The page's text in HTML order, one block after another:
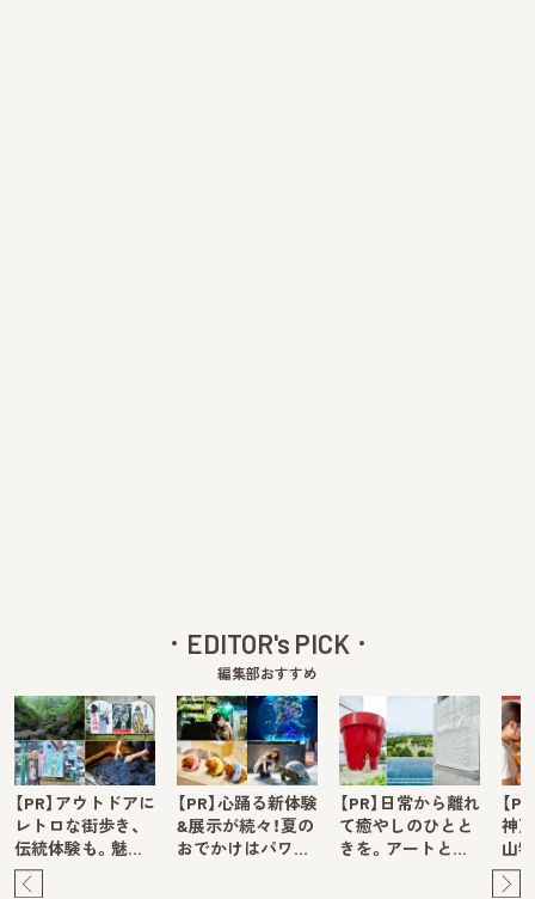
EDITOR's PICK
編集部おすすめ
【PR】アウトドアに
レトロな街歩き、
伝統体験も。魅…
【PR】心踊る新体験
&展示が続々！夏の
おでかけはパワ…
【PR】日常から離れ
て癒やしのひとと
きを。アートと…
【
神
山